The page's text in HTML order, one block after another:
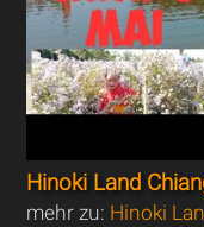
Hinoki Land
mehr zu: Hinoki